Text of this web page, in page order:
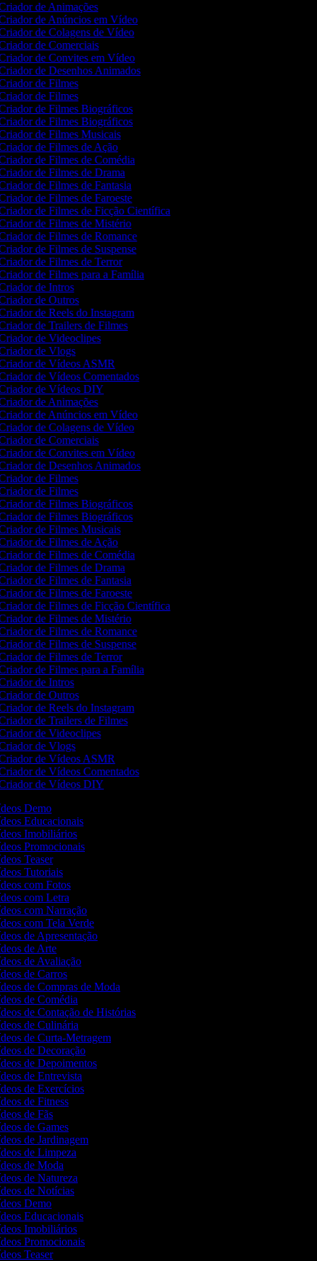
de Animações
de Anúncios em Vídeo
de Colagens de Vídeo
de Comerciais
de Convites em Vídeo
de Desenhos Animados
de Filmes
de Filmes
de Filmes Biográficos
de Filmes Biográficos
de Filmes Musicais
de Filmes de Ação
de Filmes de Comédia
de Filmes de Drama
de Filmes de Fantasia
de Filmes de Faroeste
de Filmes de Ficção Científica
de Filmes de Mistério
de Filmes de Romance
de Filmes de Suspense
de Filmes de Terror
de Filmes para a Família
de Intros
de Outros
de Reels do Instagram
de Trailers de Filmes
de Videoclipes
de Vlogs
de Vídeos ASMR
de Vídeos Comentados
de Vídeos DIY
de Animações
de Anúncios em Vídeo
de Colagens de Vídeo
de Comerciais
de Convites em Vídeo
de Desenhos Animados
de Filmes
de Filmes
de Filmes Biográficos
de Filmes Biográficos
de Filmes Musicais
de Filmes de Ação
de Filmes de Comédia
de Filmes de Drama
de Filmes de Fantasia
de Filmes de Faroeste
de Filmes de Ficção Científica
de Filmes de Mistério
de Filmes de Romance
de Filmes de Suspense
de Filmes de Terror
de Filmes para a Família
de Intros
de Outros
de Reels do Instagram
de Trailers de Filmes
de Videoclipes
de Vlogs
de Vídeos ASMR
de Vídeos Comentados
de Vídeos DIY
Demo
Educacionais
Imobiliários
Promocionais
Teaser
Tutoriais
com Fotos
com Letra
com Narração
com Tela Verde
de Apresentação
de Arte
de Avaliação
de Carros
de Compras de Moda
de Comédia
de Contação de Histórias
de Culinária
de Curta-Metragem
de Decoração
de Depoimentos
de Entrevista
de Exercícios
de Fitness
de Fãs
de Games
de Jardinagem
de Limpeza
de Moda
de Natureza
de Notícias
Demo
Educacionais
Imobiliários
Promocionais
Teaser